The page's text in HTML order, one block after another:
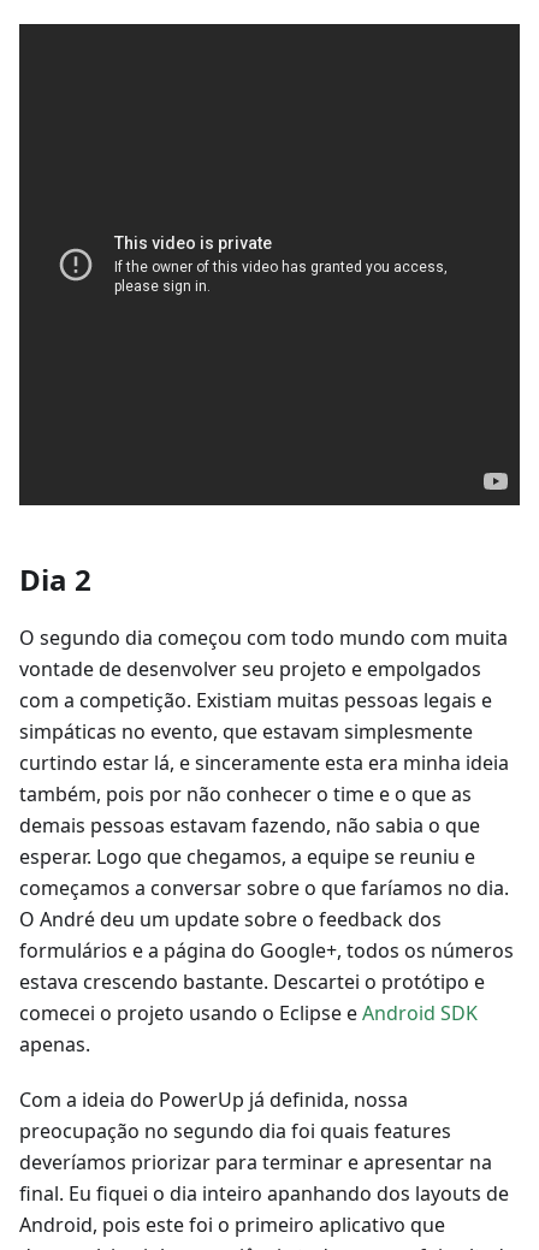
Dia 2
O segundo dia começou com todo mundo com muita
vontade de desenvolver seu projeto e empolgados
com a competição. Existiam muitas pessoas legais e
simpáticas no evento, que estavam simplesmente
curtindo estar lá, e sinceramente esta era minha ideia
também, pois por não conhecer o time e o que as
demais pessoas estavam fazendo, não sabia o que
esperar. Logo que chegamos, a equipe se reuniu e
começamos a conversar sobre o que faríamos no dia.
O André deu um update sobre o feedback dos
formulários e a página do Google+, todos os números
estava crescendo bastante. Descartei o protótipo e
comecei o projeto usando o Eclipse eAndroid SDK
apenas.
Com a ideia do PowerUp já definida, nossa
preocupação no segundo dia foi quais features
deveríamos priorizar para terminar e apresentar na
final. Eu fiquei o dia inteiro apanhando dos layouts de
Android, pois este foi o primeiro aplicativo que